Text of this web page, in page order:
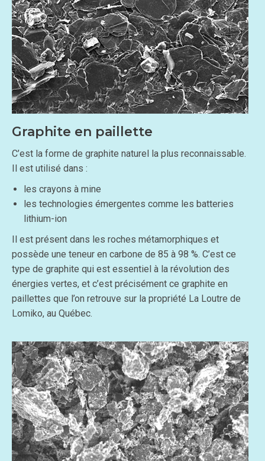
Graphite en paillette
C’est la forme de graphite naturel la plus reconnaissable.
Il est utilisé dans :
les crayons à mine
les technologies émergentes comme les batteries
lithium-ion
Il est présent dans les roches métamorphiques et
possède une teneur en carbone de 85 à 98 %. C’est ce
type de graphite qui est essentiel à la révolution des
énergies vertes, et c’est précisément ce graphite en
paillettes que l’on retrouve sur la propriété La Loutre de
Lomiko, au Québec.